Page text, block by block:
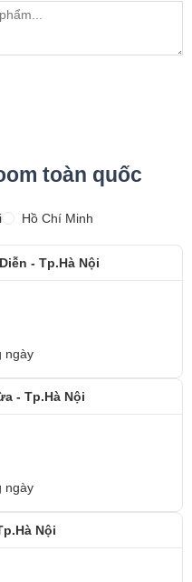
gian tham khảo và
tại Ngọc Nguyễn
0944-283-283
toàn quốc
Hồ Chí Minh
- Tp.Hà Nội
ngày
- Tp.Hà Nội
ngày
Nội